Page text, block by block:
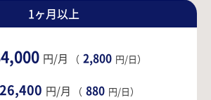
1ヶ月以上
円/月 （ 2,800 円/日）
26,400 円/月 （ 880 円/日）